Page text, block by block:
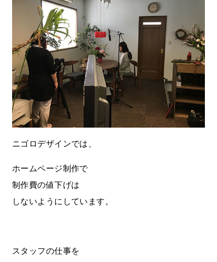
ニゴロデザインでは、
ホームページ制作で
制作費の値下げは
しないようにしています。
スタッフの仕事を